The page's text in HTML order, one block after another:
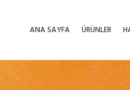
ANA SAYFA ÜRÜNLER